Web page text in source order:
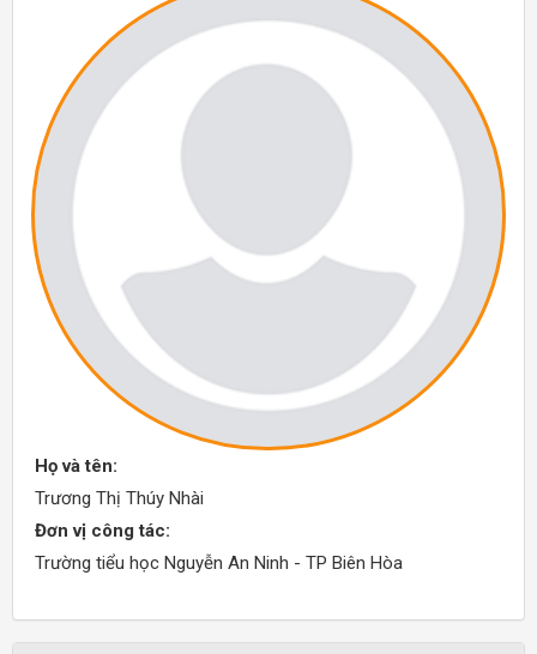
Họ và tên:
Trương Thị Thúy Nhài
Đơn vị công tác:
Trường tiểu học Nguyễn An Ninh - TP Biên Hòa